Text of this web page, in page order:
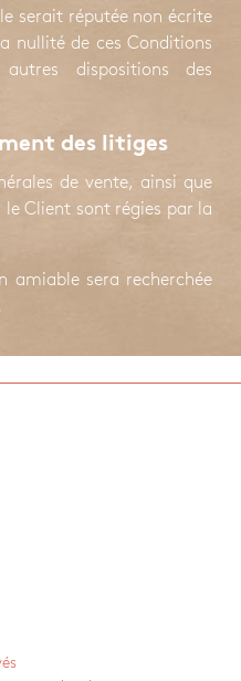
serait réputée non écrite
nullité de ces Conditions
dispositions des
des litiges
de vente, ainsi que
Client sont régies par la
amiable sera recherchée